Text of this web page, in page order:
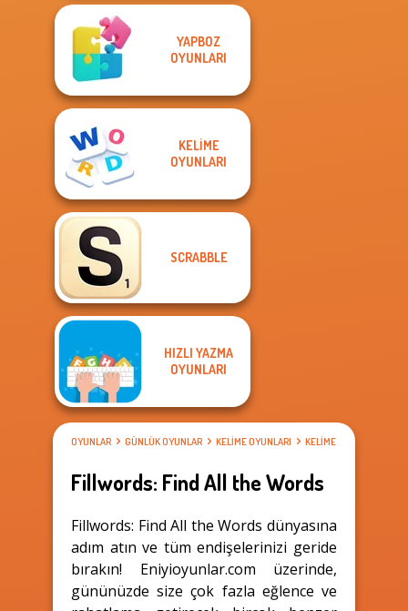
YAPBOZ
OYUNLARI
KELIME
OYUNLARI
SCRABBLE
HIZLI YAZMA
OYUNLARI
OYUNLAR GÜNLÜK OYUNLAR KELIME OYUNLARI KELIME ARAMA
Fillwords: Find All the Words
Fillwords: Find All the Words dünyasına
adım atın ve tüm endişelerinizi geride
bırakın! Eniyioyunlar.com üzerinde,
gününüzde size çok fazla eğlence ve